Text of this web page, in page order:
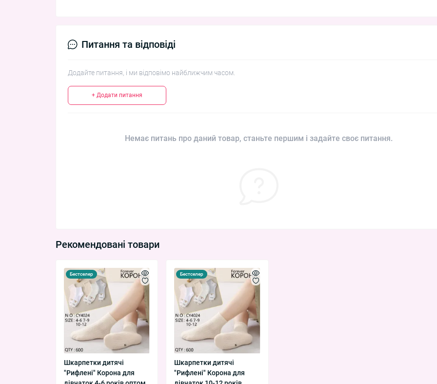
Питання та відповіді
Додайте питання, і ми відповімо найближчим часом.
+ Додати питання
Немає питань про даний товар, станьте першим і задайте своє питання.
Рекомендовані товари
Бестселер
Шкарпетки дитячі
"Рифлені" Корона для
Бестселер
Шкарпетки дитячі
"Рифлені" Корона для